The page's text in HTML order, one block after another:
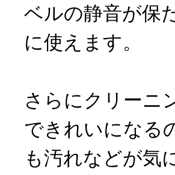
ベルの静音が保
に使えます。
さらにクリーニ
できれいになる
も汚れなどが気